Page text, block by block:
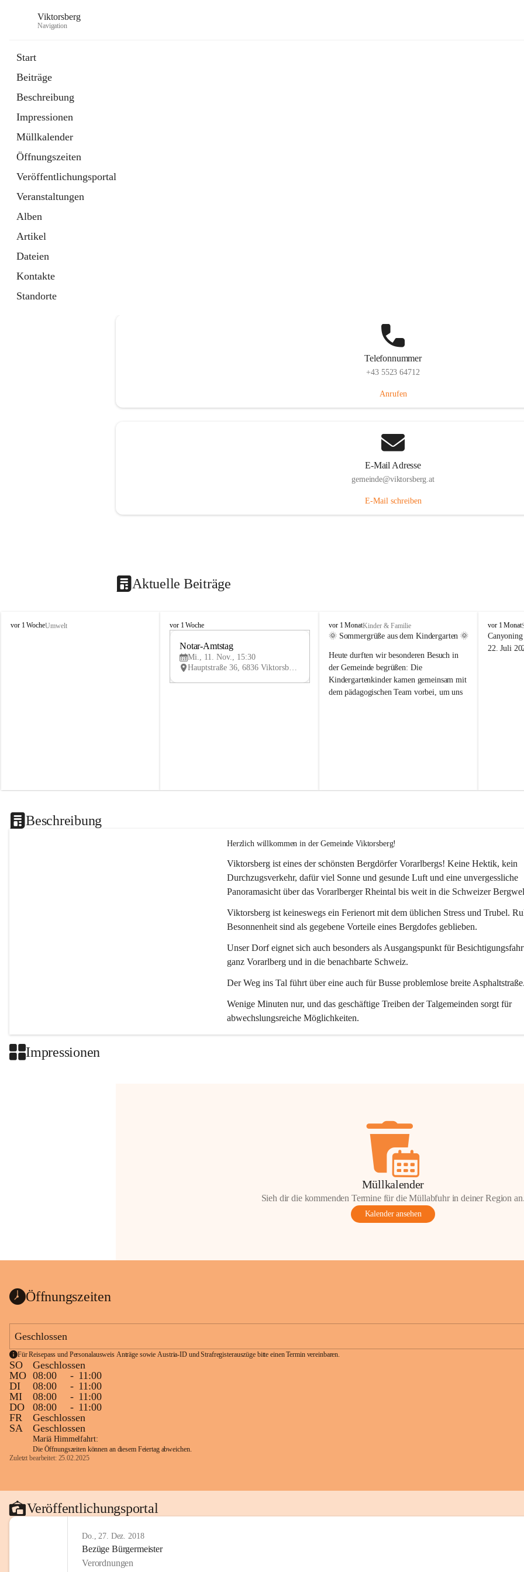
Viktorsberg
Navigation
Start
Beiträge
Beschreibung
Impressionen
Müllkalender
Öffnungszeiten
Veröffentlichungsportal
Veranstaltungen
Alben
Artikel
Dateien
Kontakte
Standorte
Telefonnummer
+43 5523 64712
Anrufen
E-Mail Adresse
gemeinde@viktorsberg.at
E-Mail schreiben
Aktuelle Beiträge
V
vor 1 WocheUmwelt
V
vor 1 Woche
V
Notar-Amtstag
Mi., 11. Nov., 15:30
Hauptstraße 36, 6836 Viktorsberg, AUT
V
i
t
o
r
s
vor 1 MonatKinder & Familie
🌞 Sommergrüße aus dem Kindergarten 🌞
Heute durften wir besonderen Besuch in
der Gemeinde begrüßen: Die
Kindergartenkinder kamen gemeinsam mit
dem pädagogischen Team vorbei, um uns
V
i
k
vor 1 Monat
22. Juli
Beschreibung
Herzlich willkommen in der Gemeinde Viktorsberg!
Viktorsberg ist eines der schönsten Bergdörfer Vorarlbergs! Keine Hektik, kein
Durchzugsverkehr, dafür viel Sonne und gesunde Luft und eine unvergessliche
Panoramasicht über das Vorarlberger Rheintal bis weit in die Schweizer
Viktorsberg ist keineswegs ein Ferienort mit dem üblichen Stress und Trubel.
Besonnenheit sind als gegebene Vorteile eines Bergdofes geblieben.
Unser Dorf eignet sich auch besonders als Ausgangspunkt für
ganz Vorarlberg und in die benachbarte Schweiz.
Der Weg ins Tal führt über eine auch für Busse problemlose breite
Wenige Minuten nur, und das geschäftige Treiben der Talgemeinden sorgt für
abwechslungsreiche Möglichkeiten.
Impressionen
Müllkalender
Sieh dir die kommenden Termine für die Müllabfuhr in deiner Region
Kalender ansehen
Öffnungszeiten
Geschlossen
Für Reisepass und Personalausweis Anträge sowie Austria-ID und Strafregisterauszüge bitte einen Termin vereinbaren.
SO
Geschlossen
MO 08:00 - 11:00
DI
08:00 - 11:00
MI
08:00 - 11:00
DO
08:00 - 11:00
FR
Geschlossen
SA
Geschlossen
Mariä Himmelfahrt:
Die Öffnungszeiten können an diesem Feiertag abweichen.
Zuletzt bearbeitet: 25.02.2025
Veröffentlichungsportal
Do., 27. Dez. 2018
Bezüge Bürgermeister
Verordnungen